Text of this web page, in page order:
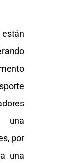
una
por
una